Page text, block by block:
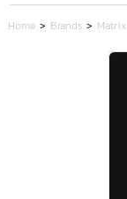
Home > Brands > Matrix